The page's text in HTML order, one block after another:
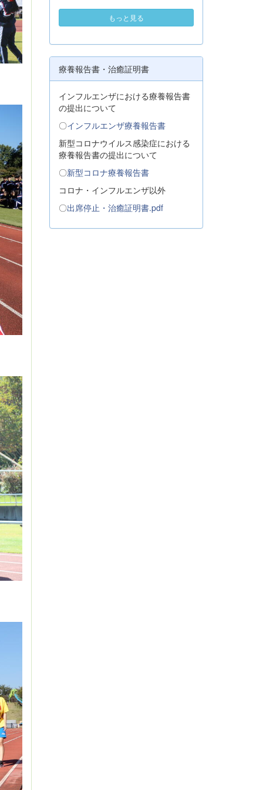
もっと見る
療養報告書・治癒証明書
インフルエンザにおける療養報告書
の提出について
〇インフルエンザ療養報告書
新型コロナウイルス感染症における
療養報告書の提出について
〇新型コロナ療養報告書
コロナ・インフルエンザ以外
〇出席停止・治癒証明書.pdf